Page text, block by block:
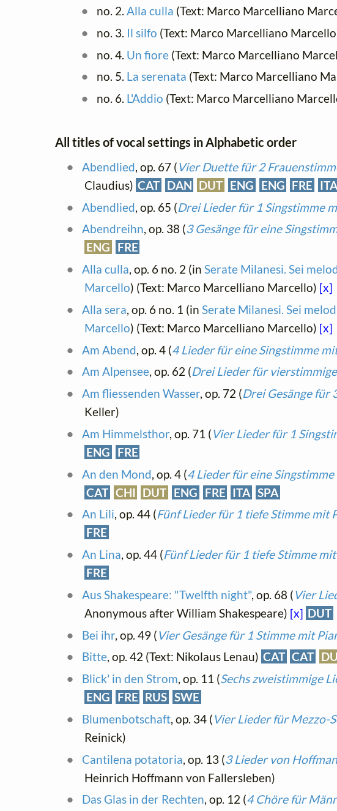
no. 2. Alla culla (Text: Marco Marcelliano
no. 3. Il silfo (Text: Marco Marcelliano
no. 4. Un fiore(Text: Marco Marcelliano
no. 5. La serenata (Text: Marco Marcelliano
no. 6. L'Addio (Text: Marco Marcelliano
All titles of vocal settings in Alphabetic order
Abendlied, op. 67 (Vier Duette für 2
Claudius) CAT DAN DUT ENG ENG FRE
ITA
Abendlied , op. 65 (Drei Lieder für 1 Singstimme
Abendreihn, op. 38 (3 Gesänge für eine
ENG
FRE
Alla culla, op. 6 no. 2 (in Serate Milanesi. Sei
Marcello) (Text: Marco Marcelliano Marcello) [x]
Alla sera, op. 6 no. 1 (in Serate Milanesi. Sei
Marcello) (Text: Marco Marcelliano Marcello) [x]
Am Abend , op. 4 (4 Lieder für eine Singstimme
Am Alpensee, op. 62 (Drei Lieder für
Am fliessenden Wasser, op. 72 (Drei Gesänge für
Keller)
Am Himmelsthor, op. 71 (Vier Lieder für 1
ENG
FRE
An den Mond , op. 4 (4 Lieder für eine
CAT CHI DUT ENG FRE ITA SPA
An Lili, op. 44 (Fünf Lieder für 1 tiefe Stimme mit
FRE
An Lina, op. 44 (Fünf Lieder für 1 tiefe Stimme
FRE
Aus Shakespeare: "Twelfth night", op. 68 (Vier
Anonymous after William Shakespeare) [x] DUT
Bei ihr, op. 49 (Vier Gesänge für 1 Stimme mit
Bitte, op. 42 (Text: Nikolaus Lenau) CAT CAT
Blick' in den Strom, op. 11 (Sechs zweistimmige
ENG
FRE RUS SWE
Blumenbotschaft, op. 34 (Vier Lieder für Mezzo-
Reinick)
Cantilena potatoria , op. 13 (3 Lieder von
Heinrich Hoffmann von Fallersleben)
Das Glas in der Rechten, op. 12 (4 Chöre für